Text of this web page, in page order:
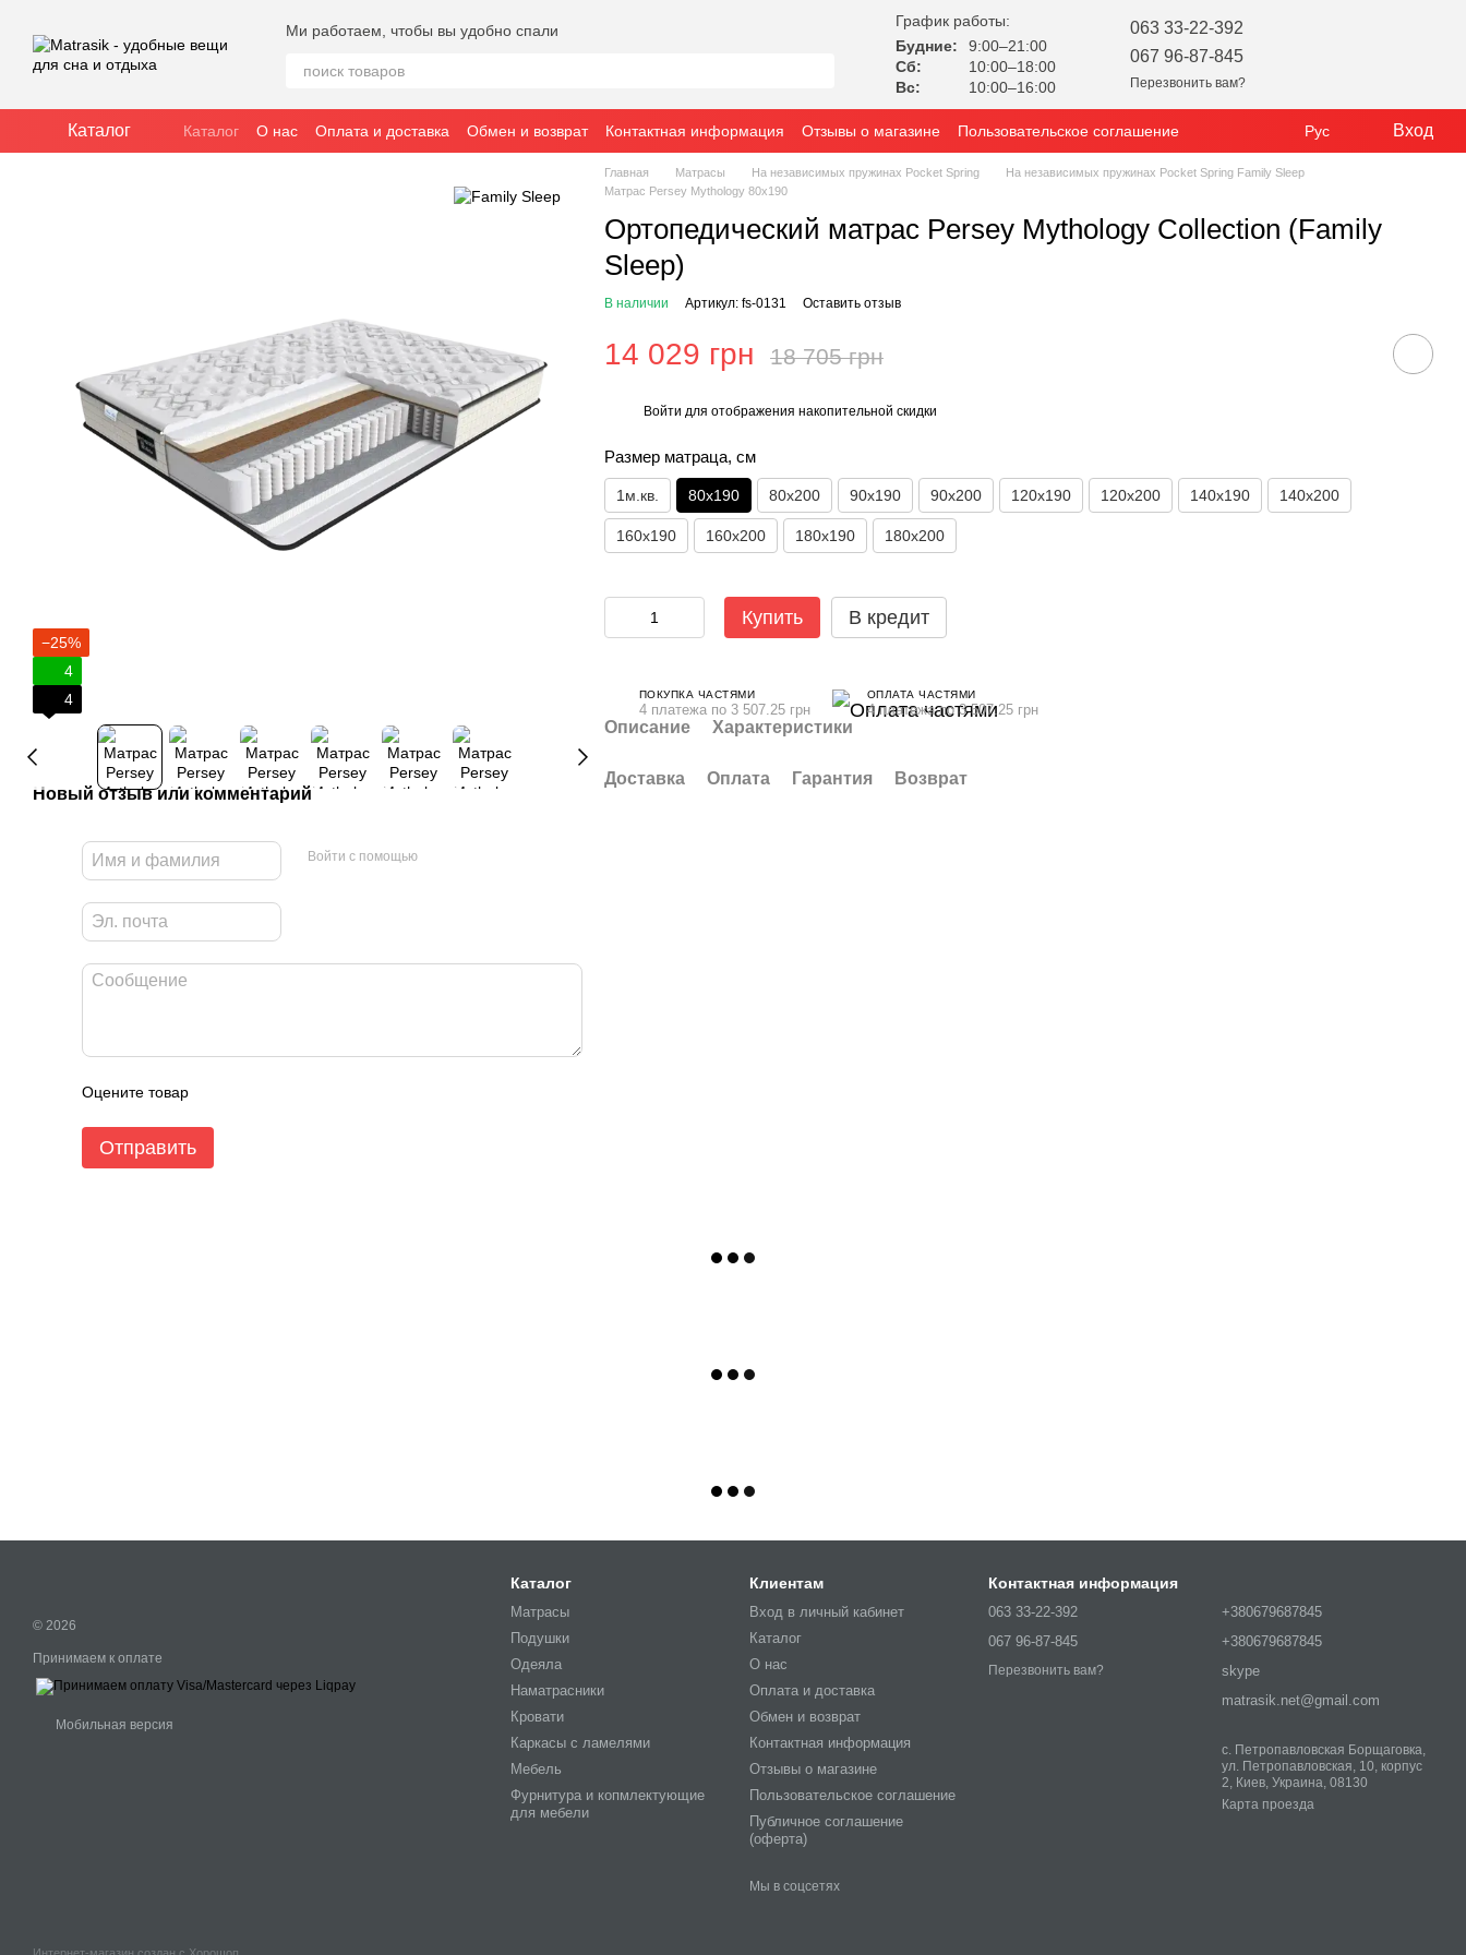
Ми работаем, чтобы вы удобно спали
График работы:
Будние:
9:00–21:00
Сб:
10:00–18:00
Вс:
10:00–16:00
063 33-22-392
067 96-87-845
Перезвонить вам?
Каталог Каталог О нас Оплата и доставка Обмен и возврат Контактная информация Отзывы о магазине
Пользовательское соглашение
Публичное соглашение (оферта)
Рус Вход
−25%
4
4
Новый отзыв или комментарий
Войти с помощью
Оцените товар
Отправить
Главная Матрасы На независимых пружинах Pocket Spring
На независимых пружинах Pocket Spring Family Sleep
Матрас Persey Mythology 80x190
Ортопедический матрас Persey Mythology Collection (Family
Sleep)
В наличии Артикул: fs-0131 Оставить отзыв
14 029 грн 18 705 грн
Войти для отображения накопительной скидки
Размер матраца, см
1м.кв. 80x190 80x200 90x190 90x200 120x190 120х200 140x190 140х200
160x190 160x200 180x190 180х200
Купить В кредит
ПОКУПКА ЧАСТЯМИ
4 платежа по 3 507.25 грн
ОПЛАТА ЧАСТЯМИ
4 платежа по 3 507.25 грн
Описание Характеристики
Доставка Оплата Гарантия Возврат
© 2026
Принимаем к оплате
Мобильная версия
Каталог
Матрасы
Подушки
Одеяла
Наматрасники
Кровати
Каркасы с ламелями
Мебель
Фурнитура и копмлектующие
для мебели
Клиентам
Вход в личный кабинет
Каталог
О нас
Оплата и доставка
Обмен и возврат
Контактная информация
Отзывы о магазине
Пользовательское соглашение
Публичное соглашение
(оферта)
Мы в соцсетях
Контактная информация
063 33-22-392
067 96-87-845
Перезвонить вам?
+380679687845
+380679687845
skype
matrasik.net@gmail.com
с. Петропавловская Борщаговка,
ул. Петропавловская, 10, корпус
2, Киев, Украина, 08130
Карта проезда